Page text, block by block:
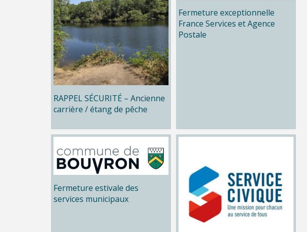
RAPPEL SÉCURITÉ – Ancienne
carrière / étang de pêche
Fermeture exceptionnelle
France Services et Agence
Postale
Fermeture estivale des
services municipaux